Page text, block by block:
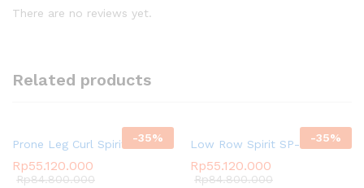
There are no reviews yet.
Related products
-35%
Prone Leg Curl Spirit SP-3514
Rp55.120.000
Rp84.800.000
-35%
Low Row Spirit SP-3523
Rp55.120.000
Rp84.800.000